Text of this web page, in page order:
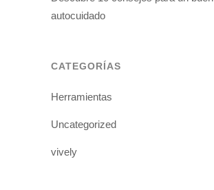
autocuidado
CATEGORÍAS
Herramientas
Uncategorized
vively